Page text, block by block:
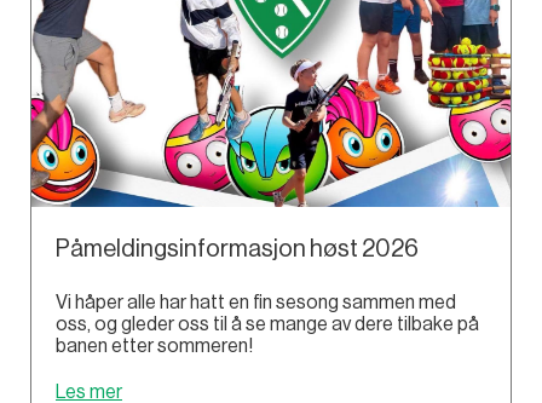
Påmeldingsinformasjon høst 2026
Vi håper alle har hatt en fin sesong sammen med
oss, og gleder oss til å se mange av dere tilbake på
banen etter sommeren!
Les mer